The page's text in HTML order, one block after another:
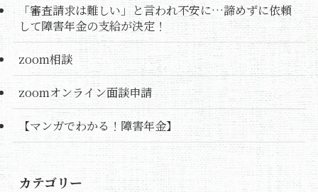
「審査請求は難しい」と言われ不安に…諦めずに依頼
して障害年金の支給が決定！
zoom相談
zoomオンライン面談申請
【マンガでわかる！障害年金】
カテゴリー